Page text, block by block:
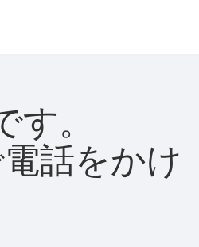
。
話をかけ